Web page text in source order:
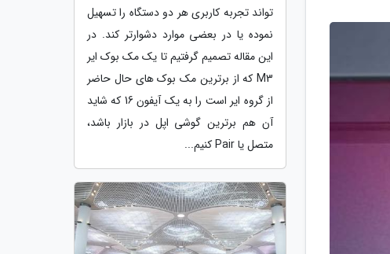
تواند تجربه کاربری هر دو دستگاه را تسهیل
نموده یا در بعضی موارد دشوارتر کند. در
این مقاله تصمیم گرفتیم تا یک مک بوک ایر
M3 که از برترین مک بوک های حال حاضر
از گروه ایر است را به یک آیفون 16 که شاید
آن هم برترین گوشی اپل در بازار باشد،
متصل یا Pair کنیم...